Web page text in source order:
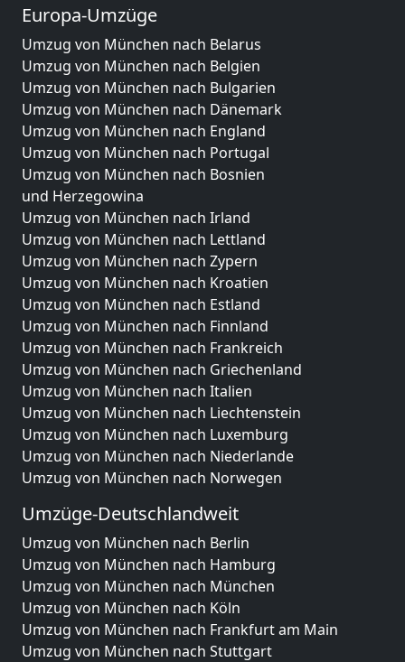
Europa-Umzüge
Umzug von München nach Belarus
Umzug von München nach Belgien
Umzug von München nach Bulgarien
Umzug von München nach Dänemark
Umzug von München nach England
Umzug von München nach Portugal
Umzug von München nach Bosnien
und Herzegowina
Umzug von München nach Irland
Umzug von München nach Lettland
Umzug von München nach Zypern
Umzug von München nach Kroatien
Umzug von München nach Estland
Umzug von München nach Finnland
Umzug von München nach Frankreich
Umzug von München nach Griechenland
Umzug von München nach Italien
Umzug von München nach Liechtenstein
Umzug von München nach Luxemburg
Umzug von München nach Niederlande
Umzug von München nach Norwegen
Umzüge-Deutschlandweit
Umzug von München nach Berlin
Umzug von München nach Hamburg
Umzug von München nach München
Umzug von München nach Köln
Umzug von München nach Frankfurt am Main
Umzug von München nach Stuttgart